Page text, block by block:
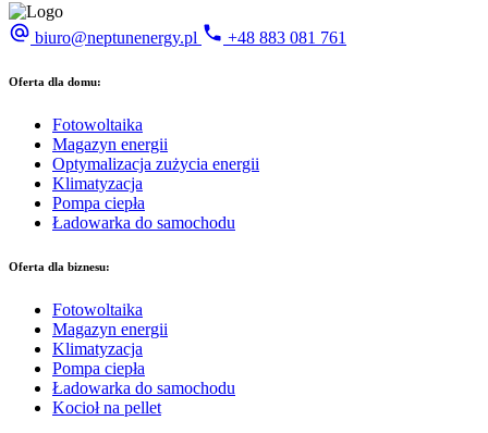
biuro@neptunenergy.pl +48 883 081 761
Oferta dla domu:
Fotowoltaika
Magazyn energii
Optymalizacja zużycia energii
Klimatyzacja
Pompa ciepła
Ładowarka do samochodu
Oferta dla biznesu:
Fotowoltaika
Magazyn energii
Klimatyzacja
Pompa ciepła
Ładowarka do samochodu
Kocioł na pellet